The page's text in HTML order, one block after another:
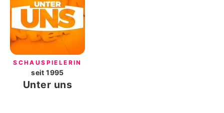
SCHAUSPIELERIN
seit1995
Unter uns